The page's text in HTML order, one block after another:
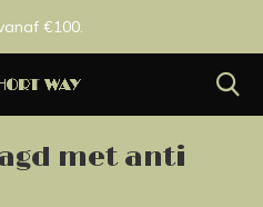
€100.
met anti